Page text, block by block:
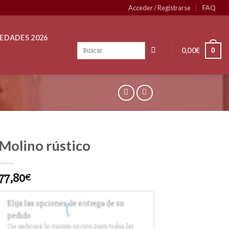
Acceder / Registrarse FAQ
2026
0,00€ 0
Molino rústico
€
Elija las opciones de entrega de su
pedido
(Se aplicará la misma opción para todas las